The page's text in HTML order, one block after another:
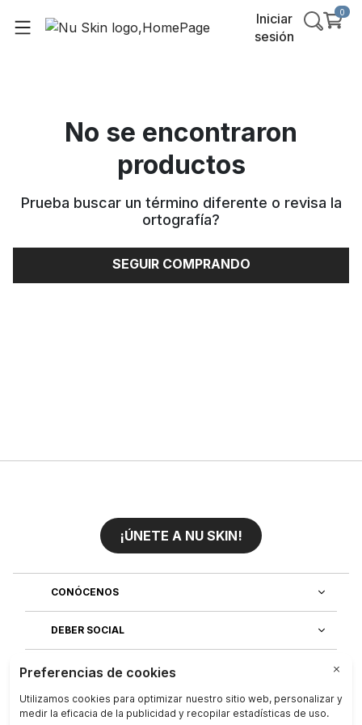
Iniciar
sesión
0
No se encontraron
productos
Prueba buscar un término diferente o revisa la
ortografía?
SEGUIR COMPRANDO
¡ÚNETE A NU SKIN!
CONÓCENOS
DEBER SOCIAL
ÚNETE AL EQUIPO
DESCUBRE NUESTRAS APLICACIONES